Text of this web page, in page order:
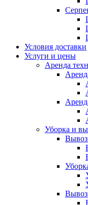
Условия доставки
Услуги и цены
Аренда
Уборка и
Вывоз
Вывоз